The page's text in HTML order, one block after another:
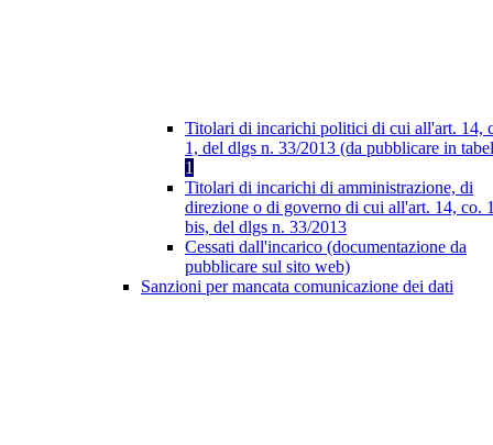
Titolari di incarichi politici di cui all'art. 14,
1, del dlgs n. 33/2013 (da pubblicare in
1
Titolari di incarichi di amministrazione, di
direzione o di governo di cui all'art. 14, co.
bis, del dlgs n. 33/2013
Cessati dall'incarico (documentazione da
pubblicare sul sito web)
Sanzioni per mancata comunicazione dei dati